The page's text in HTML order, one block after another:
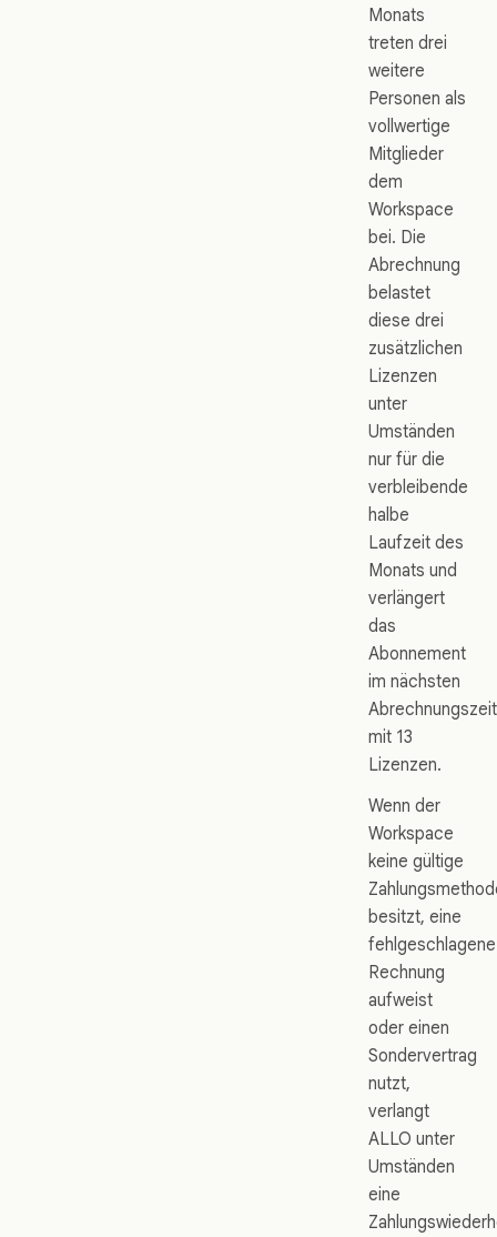
Monats
treten drei
weitere
Personen als
vollwertige
Mitglieder
dem
Workspace
bei. Die
Abrechnung
belastet
diese drei
zusätzlichen
Lizenzen
unter
Umständen
nur für die
verbleibende
halbe
Laufzeit des
Monats und
verlängert
das
Abonnement
im nächsten
mit 13
Lizenzen.
Wenn der
Workspace
keine gültige
besitzt, eine
fehlgeschlagene
Rechnung
aufweist
oder einen
Sondervertrag
nutzt,
verlangt
ALLO unter
Umständen
eine